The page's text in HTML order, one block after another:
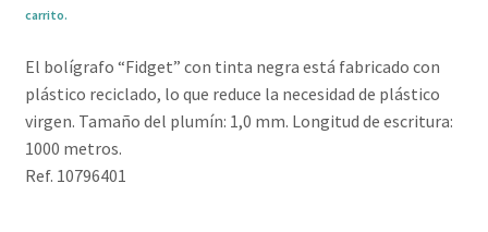
carrito.
El bolígrafo “Fidget” con tinta negra está fabricado con
plástico reciclado, lo que reduce la necesidad de plástico
virgen. Tamaño del plumín: 1,0 mm. Longitud de escritura:
1000 metros.
Ref. 10796401